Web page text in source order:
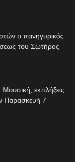
ο πανηγυρικός
του Σωτήρος
εκπλήξεις
Παρασκευή 7